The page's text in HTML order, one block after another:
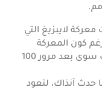
لايبزيغ التي
كون المعركة
وقعت عام 1813 إلا أن النصب لم يُكشف سوى بعد مرور 100
آنذاك، لتعود